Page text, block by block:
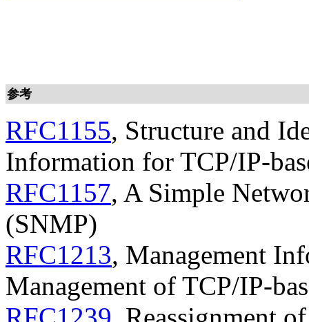
参考
RFC1155, Structure and
Information for TCP/IP-
RFC1157, A Simple
(SNMP)
RFC1213, Management
Management of TCP/IP-